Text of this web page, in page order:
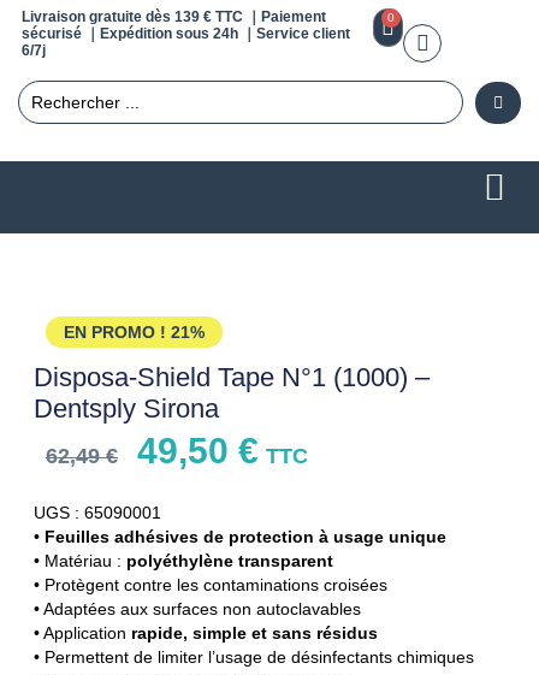
Livraison gratuite dès 139 € TTC ｜Paiement
sécurisé ｜Expédition sous 24h ｜Service client
6/7j
0
EN PROMO ! 21%
Disposa-Shield Tape N°1 (1000) –
Dentsply Sirona
62,49€ 49,50 € TTC
UGS : 65090001
• Feuilles adhésives de protection à usage unique
• Matériau : polyéthylène transparent
• Protègent contre les contaminations croisées
• Adaptées aux surfaces non autoclavables
• Application rapide, simple et sans résidus
• Permettent de limiter l’usage de désinfectants chimiques